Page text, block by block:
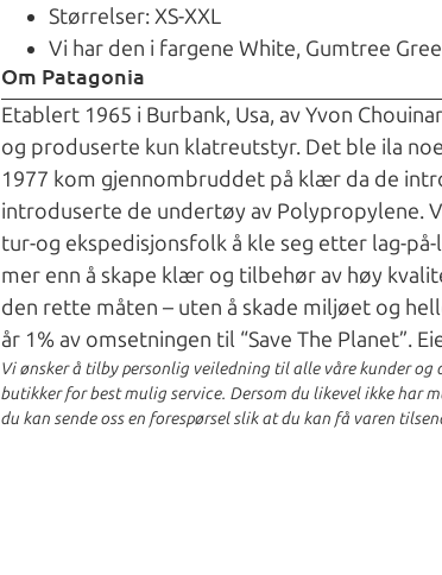
Størrelser: XS-XXL
Vi har den i fargene White, Gumtree
Om Patagonia
Etablert 1965 i Burbank, Usa, av Yvon
og produserte kun klatreutstyr. Det ble ila
1977 kom gjennombruddet på klær da de
introduserte de undertøy av
tur-og ekspedisjonsfolk å kle seg etter lag-
mer enn å skape klær og tilbehør av høy
den rette måten – uten å skade miljøet og
år 1% av omsetningen til “Save The Planet”.
Vi ønsker å tilby personlig veiledning til alle våre kunder
butikker for best mulig service. Dersom du likevel ikke har
du kan sende oss en forespørsel slik at du kan få varen